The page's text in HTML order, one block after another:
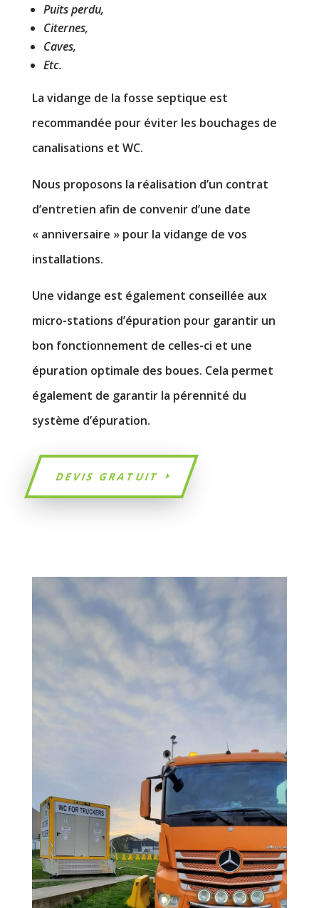
Puits perdu,
Citernes,
Caves,
Etc.
La vidange de la fosse septique est
recommandée pour éviter les bouchages de
canalisations et WC.
Nous proposons la réalisation d’un contrat
d’entretien afin de convenir d’une date
« anniversaire » pour la vidange de vos
installations.
Une vidange est également conseillée aux
micro-stations d’épuration pour garantir un
bon fonctionnement de celles-ci et une
épuration optimale des boues. Cela permet
également de garantir la pérennité du
système d’épuration.
DEVIS GRATUIT